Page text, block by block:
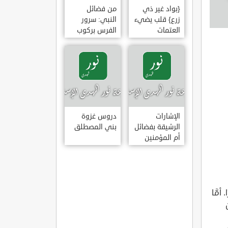
{بواد غير ذي
زرع} قلب يضيء
العتمات
من فضائل
النبي: سرور
الفرس بركوب
النبي وخضوع
البراق له
الإشارات
الرشيقة بفضائل
أم المؤمنين
عائشة الصديقة
دروس غزوة
بني المصطلق